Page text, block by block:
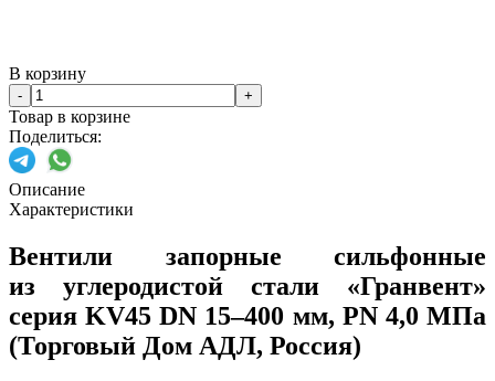
В корзину
- +
Товар в корзине
Поделиться:
Описание
Характеристики
Вентили запорные сильфонные
из углеродистой стали «Гранвент»
серия KV45 DN 15–400 мм, PN 4,0 МПа
(Торговый Дом АДЛ, Россия)